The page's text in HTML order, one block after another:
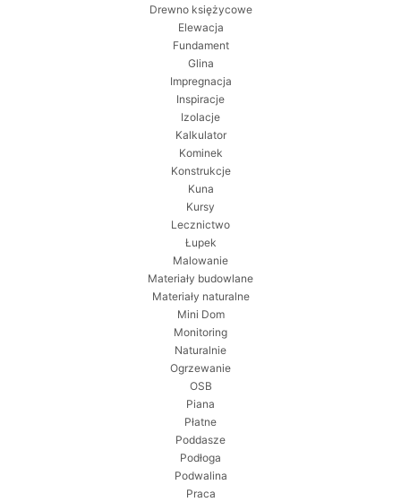
Drewno księżycowe
Elewacja
Fundament
Glina
Impregnacja
Inspiracje
Izolacje
Kalkulator
Kominek
Konstrukcje
Kuna
Kursy
Lecznictwo
Łupek
Malowanie
Materiały budowlane
Materiały naturalne
Mini Dom
Monitoring
Naturalnie
Ogrzewanie
OSB
Piana
Płatne
Poddasze
Podłoga
Podwalina
Praca